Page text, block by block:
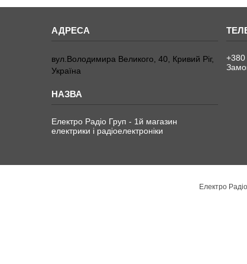
вул.Володимира Великого, 40, Кривий Ріг,
Україна
Електро Радіо Груп - 1й магазин
електрики і радіоелектроніки